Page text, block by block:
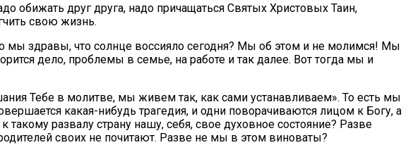
обижать друг друга, надо причащаться Святых Христовых Таин,
свою жизнь.
мы здравы, что солнце воссияло сегодня? Мы об этом и не молимся! Мы
дело, проблемы в семье, на работе и так далее. Вот тогда мы и
Тебе в молитве, мы живем так, как сами устанавливаем». То есть мы
какая-нибудь трагедия, и одни поворачиваются лицом к Богу, а
развалу страну нашу, себя, свое духовное состояние? Разве
своих не почитают. Разве не мы в этом виноваты?